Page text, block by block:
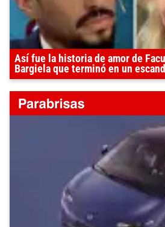
Así fue la historia de amor de
Bargiela que terminó en un